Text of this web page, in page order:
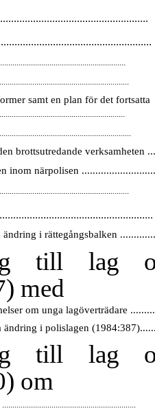
samt en plan för det fortsatta
brottsutredande verksamheten
inom närpolisen
i rättegångsbalken
till lag
med
om unga lagöverträdare
ändring i polislagen
till lag
om